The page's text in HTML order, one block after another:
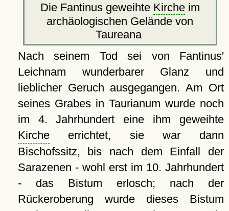
Die Fantinus geweihte Kircheim
archäologischen Gelände von
Taureana
Nach seinem Tod sei von Fantinus'
Leichnam wunderbarer Glanz und
lieblicher Geruch ausgegangen. Am Ort
seines Grabes in Taurianum wurde noch
im 4. Jahrhundert eine ihm geweihte
Kircheerrichtet, sie war dann
Bischofssitz, bis nach dem Einfall der
Sarazenen - wohl erst im 10. Jahrhundert
- das Bistum erlosch; nach der
Rückeroberung wurde dieses Bistum